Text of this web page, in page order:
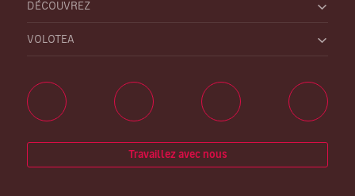
DÉCOUVREZ
VOLOTEA
Travaillez avec nous